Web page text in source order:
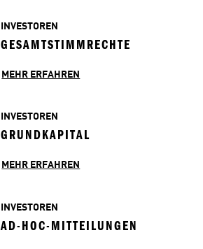
INVESTOREN
GESAMTSTIMMRECHTE
MEHR ERFAHREN
INVESTOREN
GRUNDKAPITAL
MEHR ERFAHREN
INVESTOREN
AD-HOC-MITTEILUNGEN